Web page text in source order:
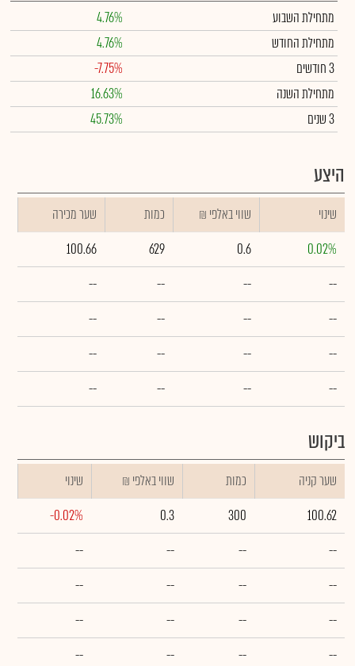
מתחילת השבוע
4.76%
מתחילת החודש
4.76%
3 חודשים
-7.75%
מתחילת השנה
16.63%
3 שנים
45.73%
היצע
שינוי ₪ שווי באלפי כמות
שער מכירה
0.02%
0.6
629
100.66
--
--
--
--
--
--
--
--
--
--
--
--
--
--
--
--
ביקוש
שער קניה כמות ₪ שווי באלפי
שינוי
100.62
300
0.3
-0.02%
--
--
--
--
--
--
--
--
--
--
--
--
--
--
--
--